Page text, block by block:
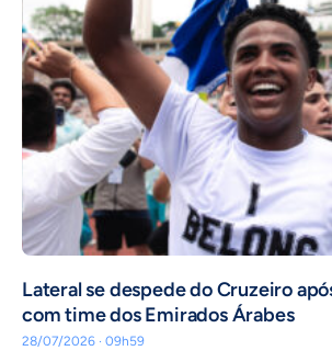
Lateral se despede do Cruzeiro
com time dos Emirados Árabes
28/07/2026 · 09h59